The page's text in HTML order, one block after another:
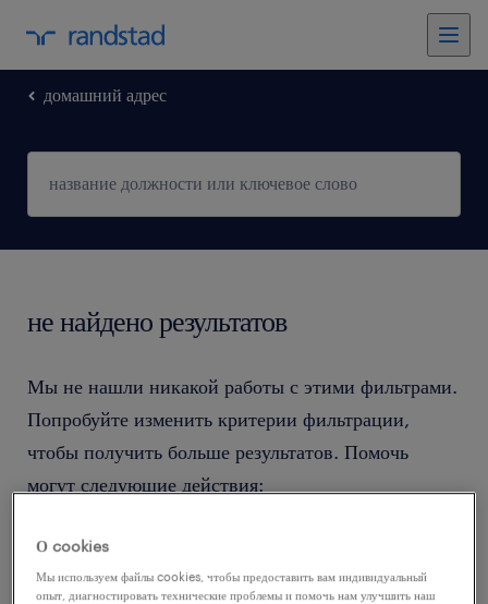
домашний адрес
не найдено результатов
Мы не нашли никакой работы с этими фильтрами.
Попробуйте изменить критерии фильтрации,
чтобы получить больше результатов. Помочь
могут следующие действия:
Попробуйте удалить некоторые из
примененных фильтров.
О cookies
Мы используем файлы cookies, чтобы предоставить вам индивидуальный
опыт, диагностировать технические проблемы и помочь нам улучшить наш